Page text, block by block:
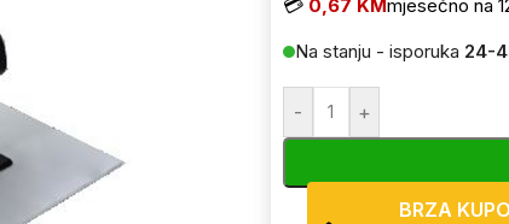
💳 0,67 KMmjesečno na
Na stanju - isporuka 24-
- +
BRZA